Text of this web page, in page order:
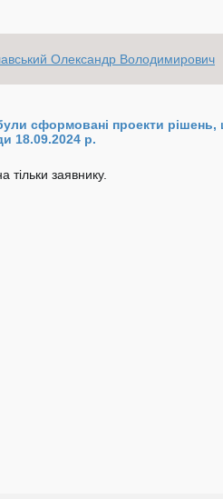
Олександр Володимирович
були сформовані проекти рішень,
18.09.2024 р.
заявнику.